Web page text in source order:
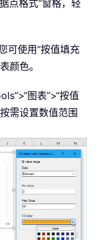
点格式”窗格，轻
可使用“按值填充
颜色。
图表”>“按值
需设置数值范围